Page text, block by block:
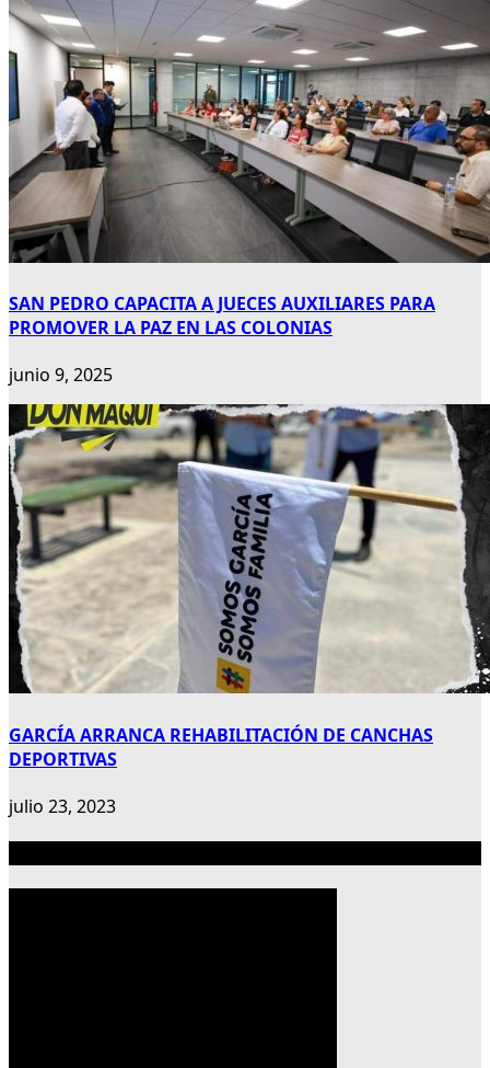
SAN PEDRO CAPACITA A JUECES AUXILIARES PARA
PROMOVER LA PAZ EN LAS COLONIAS
junio 9, 2025
GARCÍA ARRANCA REHABILITACIÓN DE CANCHAS
DEPORTIVAS
julio 23, 2023